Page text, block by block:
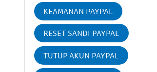
KEAMANAN PAYPAL
RESET SANDI PAYPAL
TUTUP AKUN PAYPAL